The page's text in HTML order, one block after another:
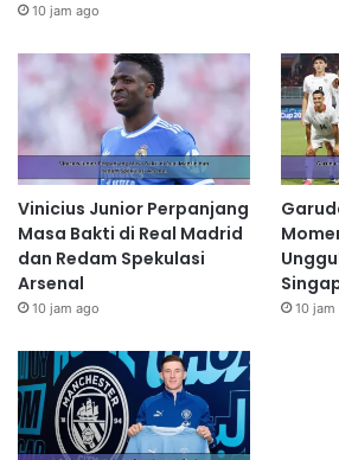
10 jam ago
Vinicius Junior Perpanjang
Masa Bakti di Real Madrid
dan Redam Spekulasi
Arsenal
10 jam ago 10 jam